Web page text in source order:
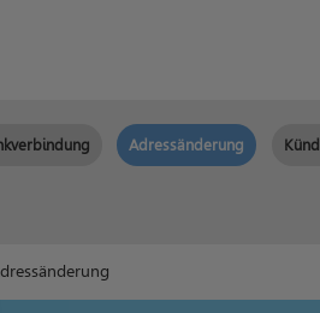
Adressänderung